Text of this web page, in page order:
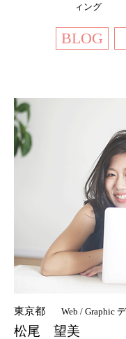
ィング
BLOG
東京都 Web / Graphic
松尾 望美